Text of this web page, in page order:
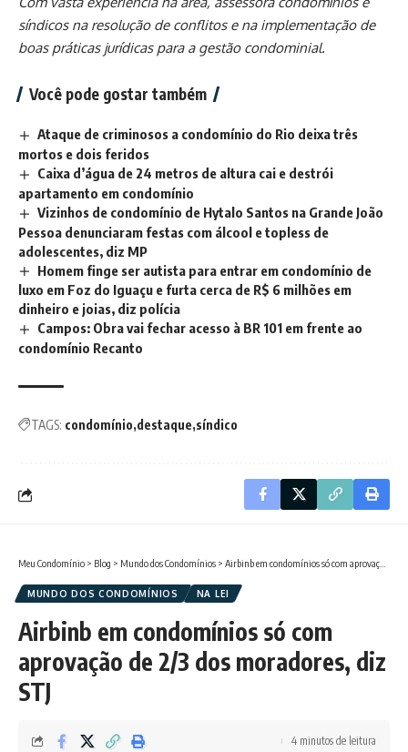
síndicos na resolução de conflitos e na implementação de
boas práticas jurídicas para a gestão condominial.
Você pode gostar também
Ataque de criminosos a condomínio do Rio deixa três
mortos e dois feridos
Caixa d’água de 24 metros de altura cai e destrói
apartamento em condomínio
Vizinhos de condomínio de Hytalo Santos na Grande João
Pessoa denunciaram festas com álcool e topless de
adolescentes, diz MP
Homem finge ser autista para entrar em condomínio de
luxo em Foz do Iguaçu e furta cerca de R$ 6 milhões em
dinheiro e joias, diz polícia
Campos: Obra vai fechar acesso à BR 101 em frente ao
condomínio Recanto
TAGS: condomínio destaque síndico
Meu Condomínio > Blog > Mundo dos Condomínios > Airbinb em condomínios só com aprovação de 2/3 dos moradores, diz STJ
MUNDO DOS CONDOMÍNIOS NA LEI
Airbinb em condomínios só com
aprovação de 2/3 dos moradores, diz
STJ
4 minutos de leitura